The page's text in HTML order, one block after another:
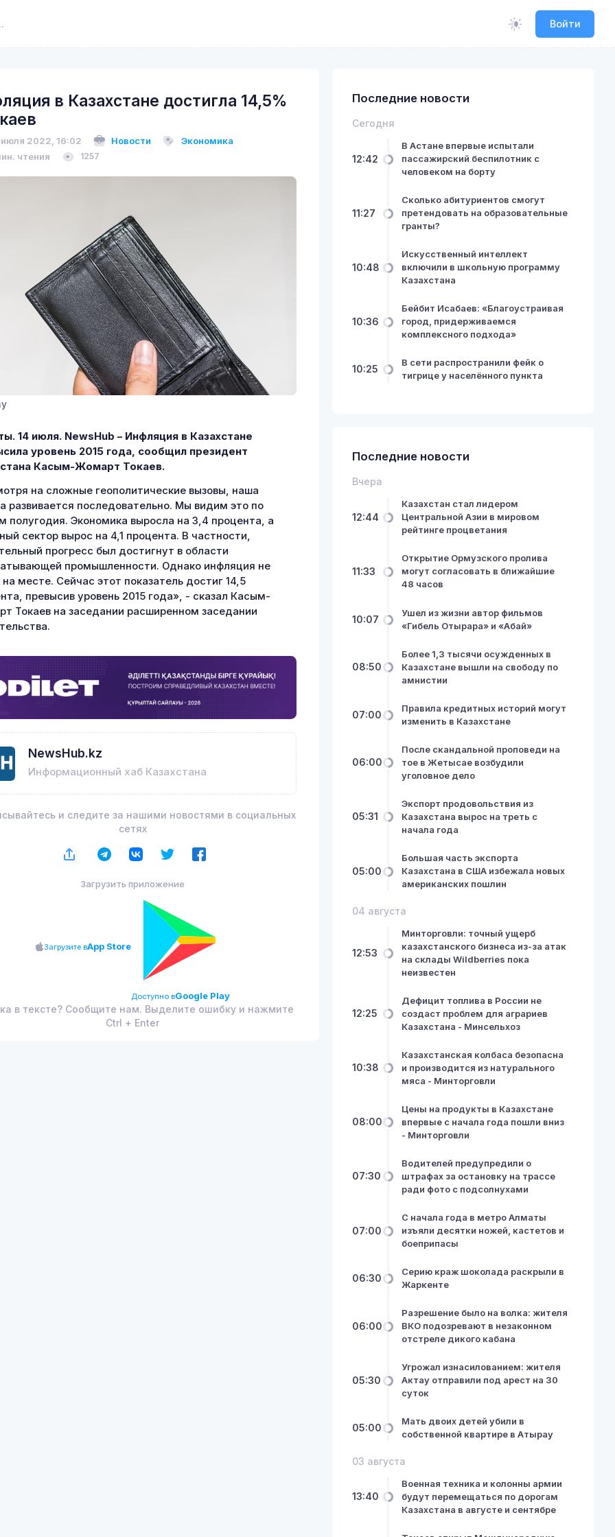
Войти
в Казахстане достигла 14,5%
июля 2022, 16:02 Новости
Экономика
чтения
1257
14 июля. NewsHub – Инфляция в Казахстане
уровень 2015 года, сообщил президент
Касым-Жомарт Токаев.
на сложные геополитические вызовы, наша
развивается последовательно. Мы видим это по
полугодия. Экономика выросла на 3,4 процента, а
сектор вырос на 4,1 процента. В частности,
прогресс был достигнут в области
промышленности. Однако инфляция не
месте. Сейчас этот показатель достиг 14,5
превысив уровень 2015 года», - сказал Касым-
Токаев на заседании расширенном заседании
NewsHub.kz
Информационный хаб Казахстана
и следите за нашими новостями в социальных
сетях
Загрузить приложение
Загрузите вApp Store
Доступно вGoogle Play
в тексте? Сообщите нам. Выделите ошибку и нажмите
Ctrl + Enter
Последние новости
Сегодня
12:42
В Астане впервые испытали
пассажирский беспилотник с
человеком на борту
11:27
Сколько абитуриентов смогут
претендовать на образовательные
гранты?
10:48
Искусственный интеллект
включили в школьную программу
Казахстана
10:36
Бейбит Исабаев: «Благоустраивая
город, придерживаемся
комплексного подхода»
10:25
В сети распространили фейк о
тигрице у населённого пункта
Последние новости
Вчера
12:44
Казахстан стал лидером
Центральной Азии в мировом
рейтинге процветания
11:33
Открытие Ормузского пролива
могут согласовать в ближайшие
48 часов
10:07
Ушел из жизни автор фильмов
«Гибель Отырара» и «Абай»
08:50
Более 1,3 тысячи осужденных в
Казахстане вышли на свободу по
амнистии
07:00
Правила кредитных историй могут
изменить в Казахстане
06:00
После скандальной проповеди на
тое в Жетысае возбудили
уголовное дело
05:31
Экспорт продовольствия из
Казахстана вырос на треть с
начала года
05:00
Большая часть экспорта
Казахстана в США избежала новых
американских пошлин
04 августа
12:53
Минторговли: точный ущерб
казахстанского бизнеса из-за атак
на склады Wildberries пока
неизвестен
12:25
Дефицит топлива в России не
создаст проблем для аграриев
Казахстана - Минсельхоз
10:38
Казахстанская колбаса безопасна
и производится из натурального
мяса - Минторговли
08:00
Цены на продукты в Казахстане
впервые с начала года пошли вниз
- Минторговли
07:30
Водителей предупредили о
штрафах за остановку на трассе
ради фото с подсолнухами
07:00
С начала года в метро Алматы
изъяли десятки ножей, кастетов и
боеприпасы
06:30
Серию краж шоколада раскрыли в
Жаркенте
06:00
Разрешение было на волка: жителя
ВКО подозревают в незаконном
отстреле дикого кабана
05:30
Угрожал изнасилованием: жителя
Актау отправили под арест на 30
суток
05:00
Мать двоих детей убили в
собственной квартире в Атырау
03 августа
13:40
Военная техника и колонны армии
будут перемещаться по дорогам
Казахстана в августе и сентябре